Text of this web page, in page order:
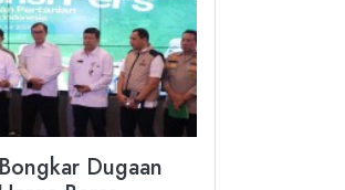
Dugaan